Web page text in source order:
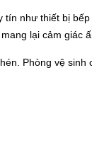
như thiết bị
lại cảm giác
Phòng vệ sinh